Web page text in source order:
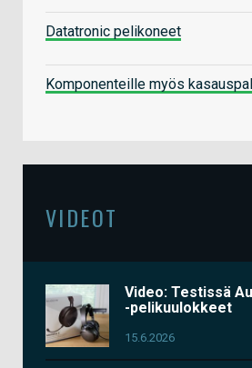
Datatronic pelikoneet
Komponenteille myös
VIDEOT
Video: Testissä
-pelikuulokkeet
15.6.2026